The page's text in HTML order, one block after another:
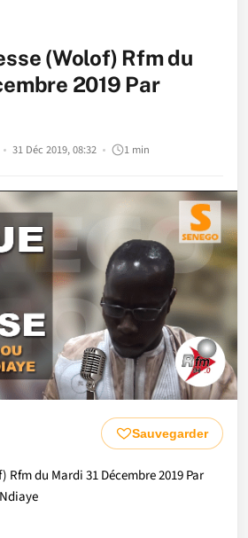
(Wolof) Rfm du
2019 Par
31 Déc 2019, 08:32 1 min
Sauvegarder
Rfm du Mardi 31 Décembre 2019 Par